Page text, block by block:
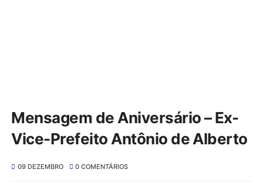
Mensagem de Aniversário – Ex-
Vice-Prefeito Antônio de Alberto
09 DEZEMBRO 0 COMENTÁRIOS